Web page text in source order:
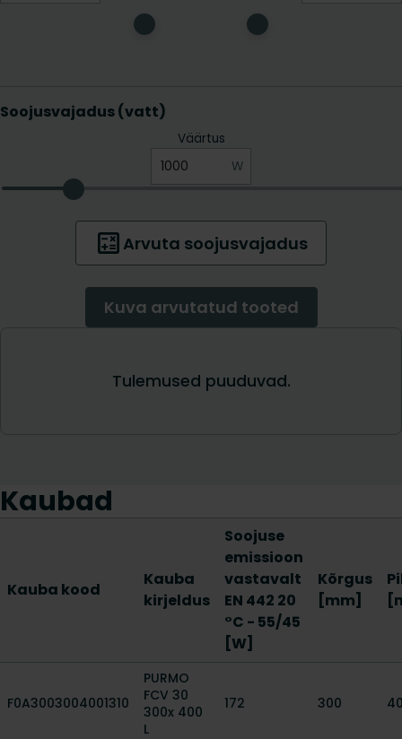
Kaubad
Kauba kood
Kauba
kirjeldus
Soojuse
emissioon
vastavalt
EN 442 20
°C - 55/45
[W]
Kõrgus
[mm]
F0A3003004001310
PURMO
FCV 30
300x 400
L
172 300